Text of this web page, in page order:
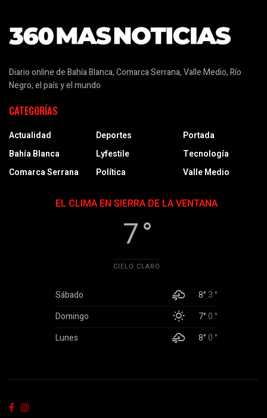
Diario online de Bahía Blanca, Comarca Serrana, Valle Medio, Río
Negro, el país y el mundo
CATEGORÍAS
Actualidad
Bahía Blanca
Comarca Serrana
Deportes
Lyfestile
Política
Portada
Tecnología
Valle Medio
EL CLIMA EN SIERRA DE LA VENTANA
7 °
CIELO CLARO
Sábado 8° 3 °
Domingo
7°0 °
Lunes
8°0 °